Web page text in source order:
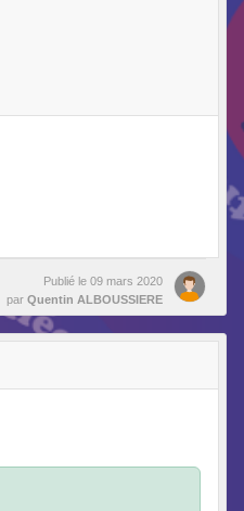
Publié le 09 mars 2020
par Quentin ALBOUSSIERE